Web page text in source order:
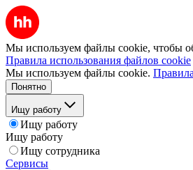
Мы используем файлы cookie, чтобы
Правила использования файлов cookie
Мы используем файлы cookie.
Понятно
Ищу работу
Ищу работу
Ищу работу
Ищу сотрудника
Сервисы